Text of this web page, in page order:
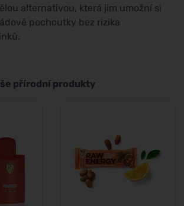
alternativou, která jim umožní si
pochoutky bez rizika
přírodní produkty